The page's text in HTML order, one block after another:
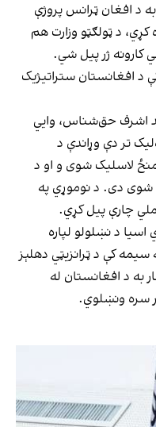
د افغان ټرانس پروژې
د ټولګټو وزارت هم
ژر پیل شي.
د افغانستان ستراتیژیک
اشرف حق‌شناس، وایي
تر دې وړاندې د
لاسلیک شوی و او د
شوی دی. د نوموړي په
چارې پیل کړي.
د نښلولو لپاره
کې د ټرانزیټي دهلېز
به د افغانستان له
سره ونښلوي.